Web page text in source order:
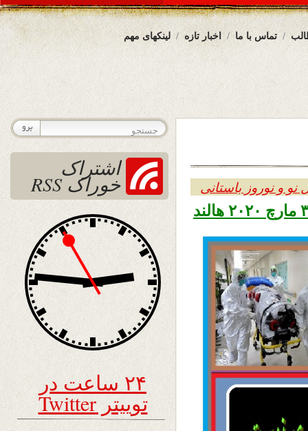
لینکهای مهم اخبار تازه تماس با ما
نو و نوروز باستانی
اشتراک
خوراک RSS
۲۴ ساعت در
توییتر Twitter